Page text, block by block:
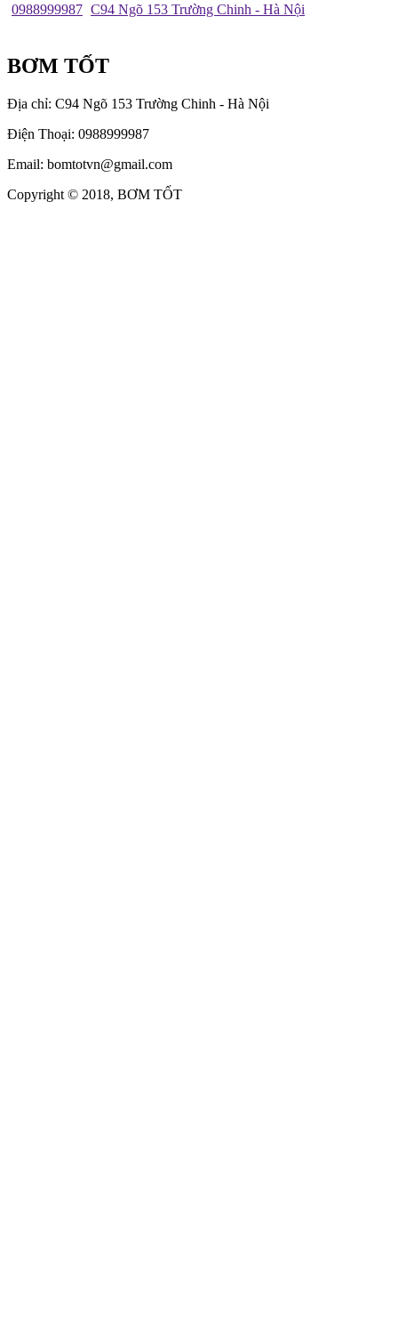
0988999987 C94 Ngõ 153 Trường Chinh - Hà Nội
BƠM TỐT
Địa chỉ: C94 Ngõ 153 Trường Chinh - Hà Nội
Điện Thoại: 0988999987
Email: bomtotvn@gmail.com
Copyright © 2018, BƠM TỐT